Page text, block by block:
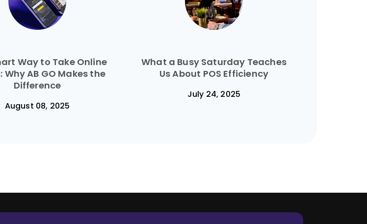
Way to Take Online
Why AB GO Makes the
Difference
August 08, 2025
What a Busy Saturday Teaches
Us About POS Efficiency
July 24, 2025